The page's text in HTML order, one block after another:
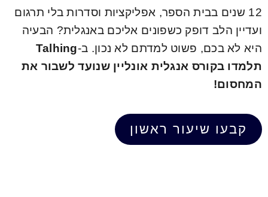
12 שנים בבית הספר, אפליקציות וסדרות בלי תרגום
ועדיין הלב דופק כשפונים אליכם באנגלית? הבעיה
היא לא בכם, פשוט למדתם לא נכון. ב-Talhing
תלמדו בקורס אנגלית אונליין שנועד לשבור את
המחסום!
קבעו שיעור ראשון